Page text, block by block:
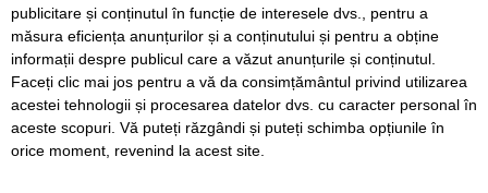
VIDEO. Din toamnă, încă 324 de locuri de cazare pentru
studenții UVT. Două cămine noi sunt aproape gata
SERVICII Redactia
Folosinta Cookie-urilor
publicitare și conținutul în funcție de interesele dvs., pentru a
măsura eficiența anunțurilor și a conținutului și pentru a obține
informații despre publicul care a văzut anunțurile și conținutul.
Faceți clic mai jos pentru a vă da consimțământul privind utilizarea
acestei tehnologii și procesarea datelor dvs. cu caracter personal în
aceste scopuri. Vă puteți răzgândi și puteți schimba opțiunile în
orice moment, revenind la acest site.